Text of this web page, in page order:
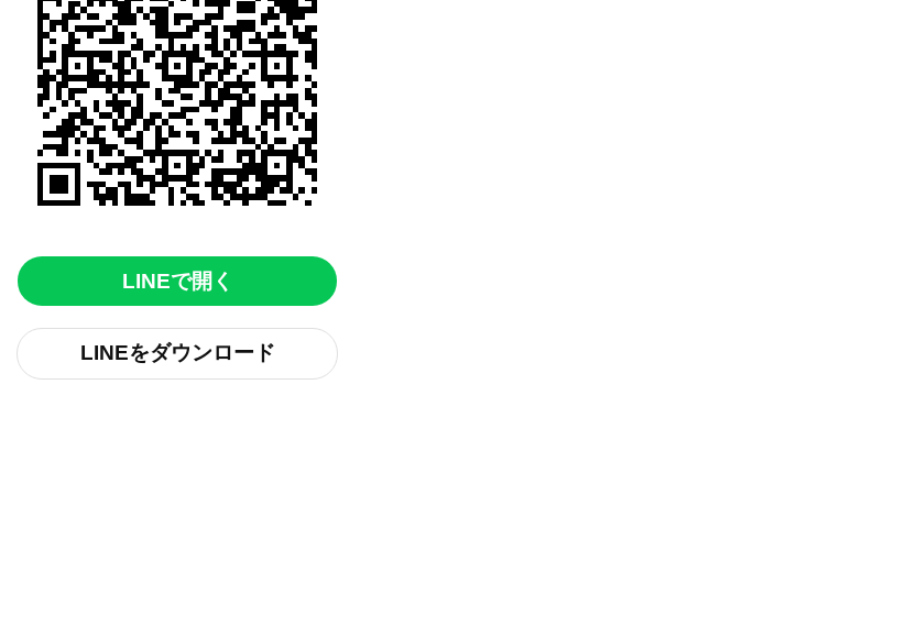
LINEで開く
LINEをダウンロード